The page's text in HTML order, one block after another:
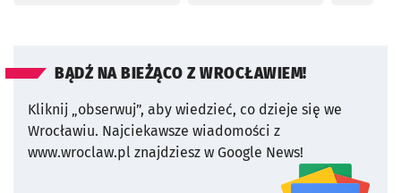
BĄDŹ NA BIEŻĄCO Z WROCŁAWIEM!
Kliknij „obserwuj”, aby wiedzieć, co dzieje się we
Wrocławiu. Najciekawsze wiadomości z
www.wroclaw.pl znajdziesz w Google News!